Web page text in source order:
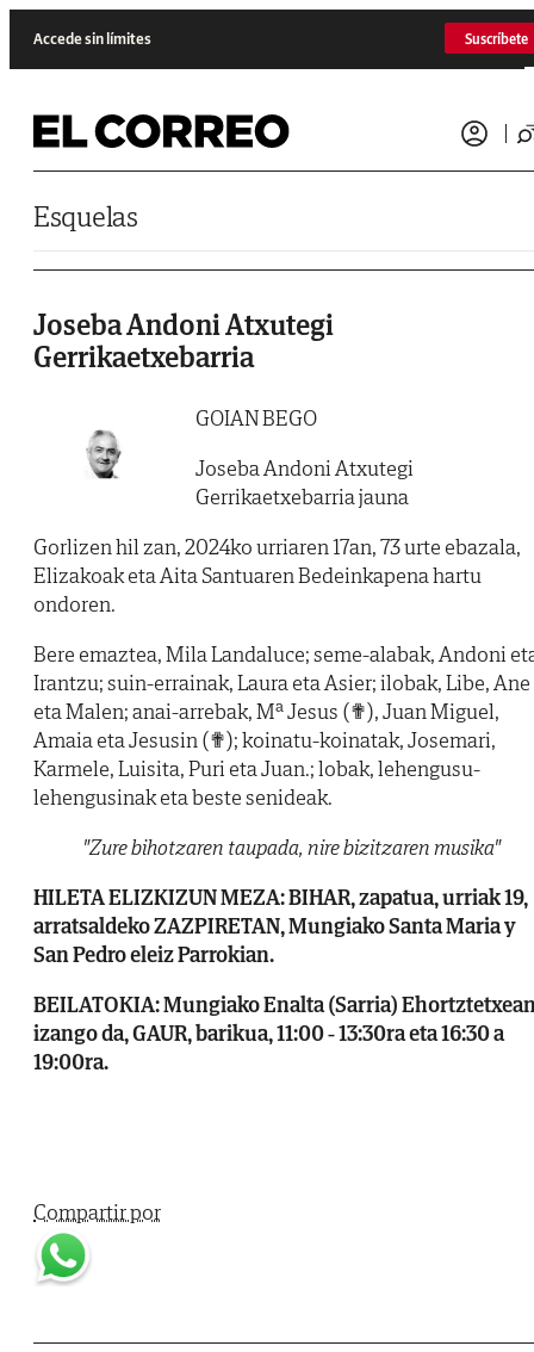
Accede sin límites Suscríbete
Esquelas
Joseba Andoni Atxutegi
Gerrikaetxebarria
GOIAN BEGO
Joseba Andoni Atxutegi
Gerrikaetxebarria jauna
Gorlizen hil zan, 2024ko urriaren 17an, 73 urte ebazala,
Elizakoak eta Aita Santuaren Bedeinkapena hartu
ondoren.
Bere emaztea, Mila Landaluce; seme-alabak, Andoni
Irantzu; suin-errainak, Laura eta Asier; ilobak, Libe, Ane
eta Malen; anai-arrebak, Mª Jesus (✟), Juan Miguel,
Amaia eta Jesusin (✟); koinatu-koinatak, Josemari,
Karmele, Luisita, Puri eta Juan.; lobak, lehengusu-
lehengusinak eta beste senideak.
"Zure bihotzaren taupada, nire bizitzaren musika"
HILETA ELIZKIZUN MEZA: BIHAR, zapatua, urriak 19,
arratsaldeko ZAZPIRETAN, Mungiako Santa Maria y
San Pedro eleiz Parrokian.
BEILATOKIA: Mungiako Enalta (Sarria)
izango da, GAUR, barikua, 11:00 - 13:30ra eta 16:30 a
19:00ra.
Compartir por